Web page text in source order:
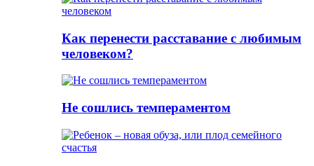
Как перенести расставание с любимым
человеком?
Не сошлись темпераментом